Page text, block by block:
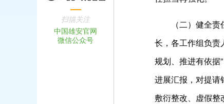
扫描关注
中国雄安官网
微信公众号
（二）健全
长，各工作组负责
规划、推进有依据
进展汇报，对提请
敷衍整改、虚假整